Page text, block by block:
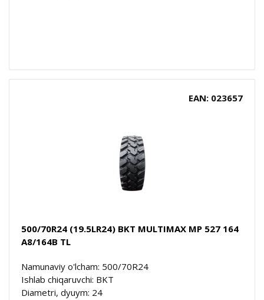
EAN: 023657
500/70R24 (19.5LR24) BKT MULTIMAX MP 527 164
A8/164B TL
Namunaviy o'lcham: 500/70R24
Ishlab chiqaruvchi: BKT
Diametri, dyuym: 24